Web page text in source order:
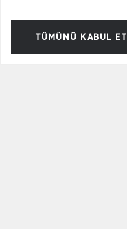
TÜMÜNÜ KABUL ET